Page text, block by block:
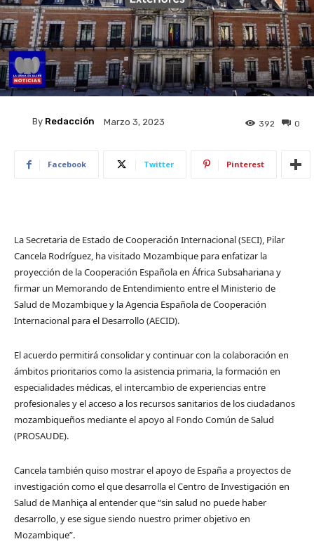
By Redacción Marzo 3, 2023 0
392
Facebook Twitter Pinterest
​La Secretaria de Estado de Cooperación Internacional (SECI), Pilar
Cancela Rodríguez, ha visitado Mozambique para enfatizar la
proyección de la Cooperación Española en África Subsahariana y
firmar un Memorando de Entendimiento entre el Ministerio de
Salud de Mozambique y la Agencia Española de Cooperación
Internacional para el Desarrollo (AECID).
El acuerdo permitirá consolidar y continuar con la colaboración en
ámbitos prioritarios como la asistencia primaria, la formación en
especialidades médicas, el intercambio de experiencias entre
profesionales y el acceso a los recursos sanitarios de los ciudadanos
mozambiqueños mediante el apoyo al Fondo Común de Salud
(PROSAUDE).
Cancela también quiso mostrar el apoyo de España a proyectos de
investigación como el que desarrolla el Centro de Investigación en
Salud de Manhiça al entender que “sin salud no puede haber
desarrollo, y ese sigue siendo nuestro primer objetivo en
Mozambique”.